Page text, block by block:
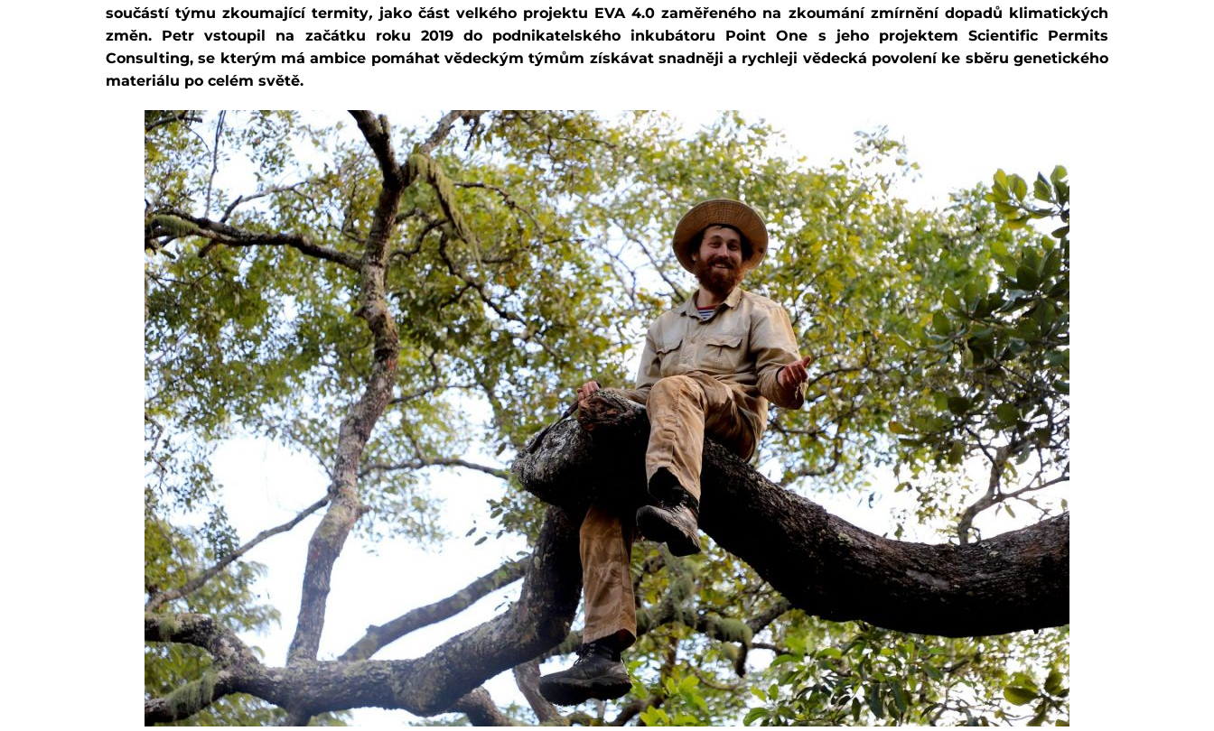
součástí týmu zkoumající termity, jako část velkého projektu EVA 4.0 zaměřeného na zkoumání zmírnění dopadů klimatických
změn. Petr vstoupil na začátku roku 2019 do podnikatelského inkubátoru Point One s jeho projektem Scientific Permits
Consulting, se kterým má ambice pomáhat vědeckým týmům získávat snadněji a rychleji vědecká povolení ke sběru genetického
materiálu po celém světě.